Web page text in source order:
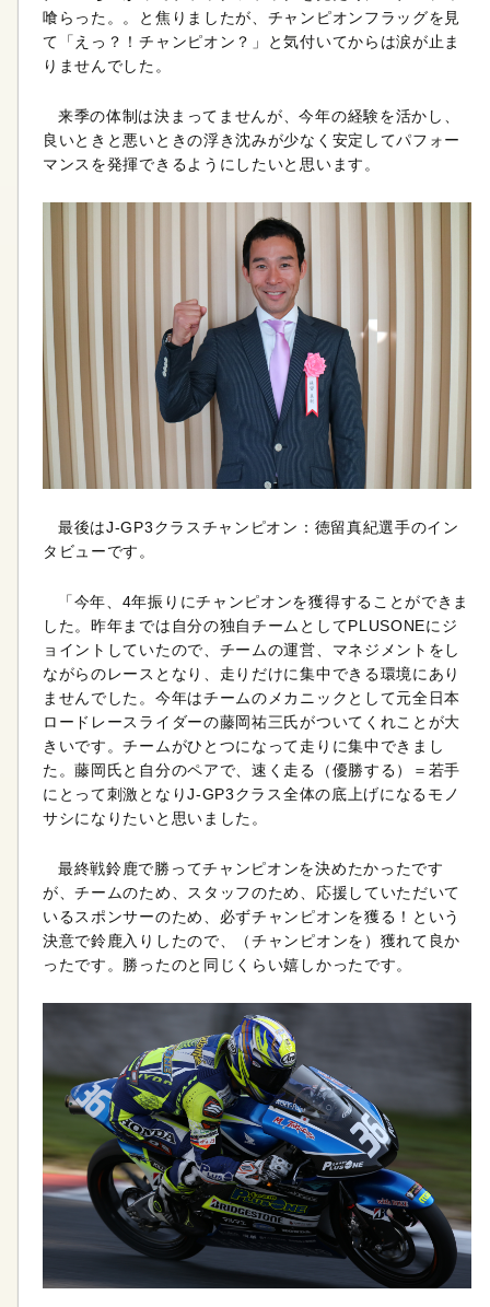
喰らった。。と焦りましたが、チャンピオンフラッグを見
て「えっ？！チャンピオン？」と気付いてからは涙が止ま
りませんでした。
来季の体制は決まってませんが、今年の経験を活かし、
良いときと悪いときの浮き沈みが少なく安定してパフォー
マンスを発揮できるようにしたいと思います。
最後はJ-GP3クラスチャンピオン：徳留真紀選手のイン
タビューです。
「今年、4年振りにチャンピオンを獲得することができま
した。昨年までは自分の独自チームとしてPLUSONEにジ
ョイントしていたので、チームの運営、マネジメントをし
ながらのレースとなり、走りだけに集中できる環境にあり
ませんでした。今年はチームのメカニックとして元全日本
ロードレースライダーの藤岡祐三氏がついてくれことが大
きいです。チームがひとつになって走りに集中できまし
た。藤岡氏と自分のペアで、速く走る（優勝する）＝若手
にとって刺激となりJ-GP3クラス全体の底上げになるモノ
サシになりたいと思いました。
最終戦鈴鹿で勝ってチャンピオンを決めたかったです
が、チームのため、スタッフのため、応援していただいて
いるスポンサーのため、必ずチャンピオンを獲る！という
決意で鈴鹿入りしたので、（チャンピオンを）獲れて良か
ったです。勝ったのと同じくらい嬉しかったです。